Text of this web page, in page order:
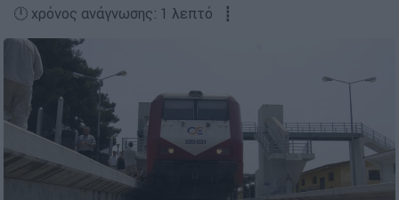
🕛 χρόνος ανάγνωσης: 1 λεπτό ┋